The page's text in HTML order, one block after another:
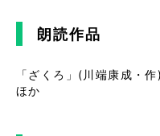
朗読作品
「ざくろ」(川端康成・作)
ほか